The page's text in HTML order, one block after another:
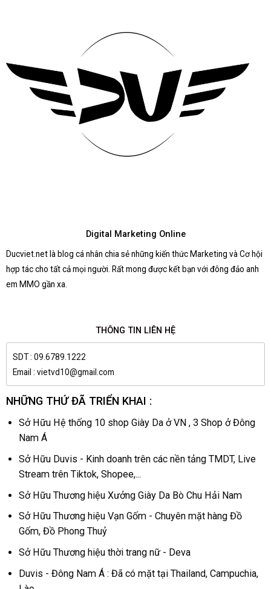
Digital Marketing Online
Ducviet.net là blog cá nhân chia sẻ những kiến thức Marketing và Cơ hội
hợp tác cho tất cả mọi người. Rất mong được kết bạn với đông đảo anh
em MMO gần xa.
THÔNG TIN LIÊN HỆ
SDT : 09.6789.1222
Email : vietvd10@gmail.com
NHỮNG THỨ ĐÃ TRIỂN KHAI :
Sở Hữu Hệ thống 10 shop Giày Da ở VN , 3 Shop ở Đông
Nam Á
Sở Hữu Duvis - Kinh doanh trên các nền tảng TMDT, Live
Stream trên Tiktok, Shopee,...
Sở Hữu Thương hiệu Xưởng Giày Da Bò Chu Hải Nam
Sở Hữu Thương hiệu Vạn Gốm - Chuyên mặt hàng Đồ
Gốm, Đồ Phong Thuỷ
Sở Hữu Thương hiệu thời trang nữ - Deva
Duvis - Đông Nam Á : Đã có mặt tại Thailand, Campuchia,